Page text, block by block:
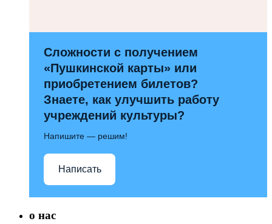
Сложности с получением
«Пушкинской карты» или
приобретением билетов?
Знаете, как улучшить работу
учреждений культуры?
Напишите — решим!
Написать
о нас